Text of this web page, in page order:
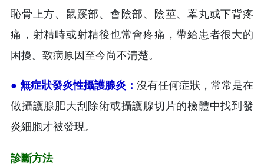
恥骨上方、鼠蹊部、會陰部、陰莖、睪丸或下背疼
痛，射精時或射精後也常會疼痛，帶給患者很大的
困擾。致病原因至今尚不清楚。
● 無症狀發炎性攝護腺炎： 沒有任何症狀，常常是在
做攝護腺肥大刮除術或攝護腺切片的檢體中找到發
炎細胞才被發現。
診斷方法